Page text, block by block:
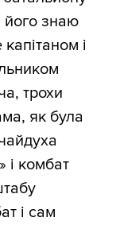
його знаю
і
трохи
як була
і комбат
і сам